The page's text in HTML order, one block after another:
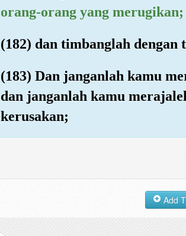
orang-orang yang merugikan;
(182) dan timbanglah dengan
(183) Dan janganlah kamu
dan janganlah kamu
kerusakan;